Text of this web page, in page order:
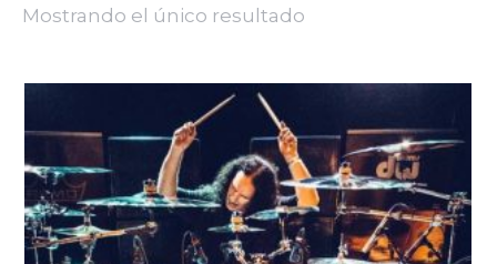
Mostrando el único resultado